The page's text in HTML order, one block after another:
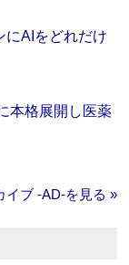
にAIをどれだけ
本格展開し医薬
ブ ‐AD‐を見る »